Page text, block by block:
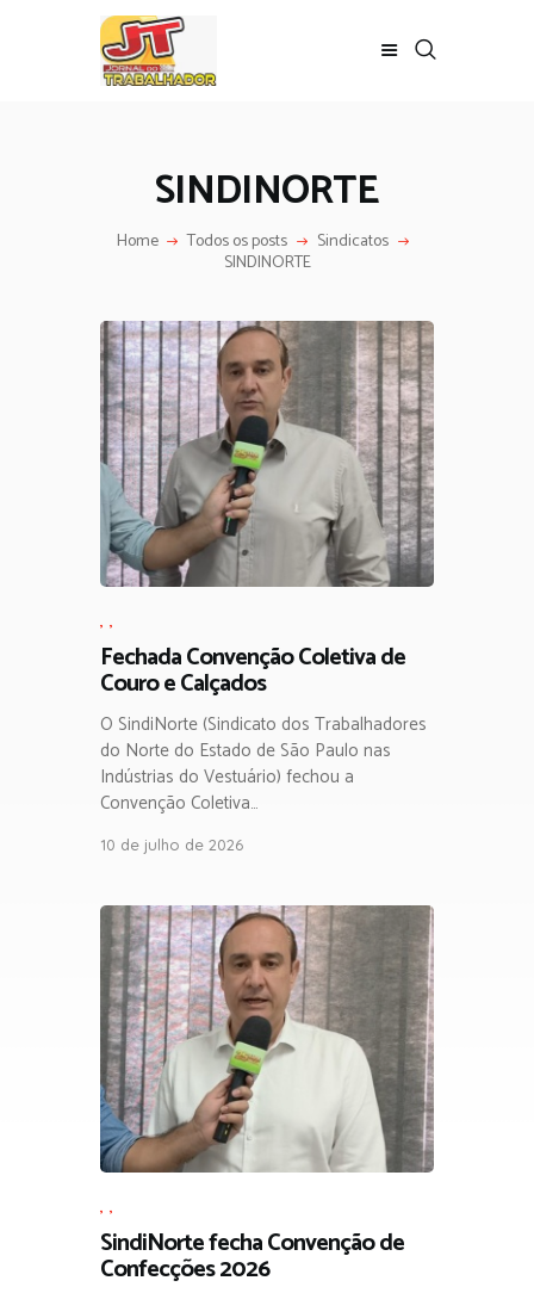
SINDINORTE
Home Todos os posts Sindicatos
SINDINORTE
, ,
Fechada Convenção Coletiva de
Couro e Calçados
O SindiNorte (Sindicato dos Trabalhadores
do Norte do Estado de São Paulo nas
Indústrias do Vestuário) fechou a
Convenção Coletiva…
10 de julho de 2026
SindiNorte fecha Convenção de
Confecções 2026